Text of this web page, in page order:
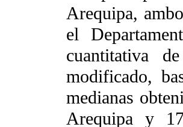
Arequipa,
el
cuantitativa
modificado,
medianas
Arequipa y